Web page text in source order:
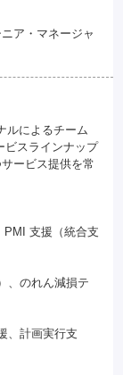
ア・マネージャ
ルによるチーム
ビスラインナップ
ービス提供を常
支援（統合支
、のれん減損テ
、計画実行支